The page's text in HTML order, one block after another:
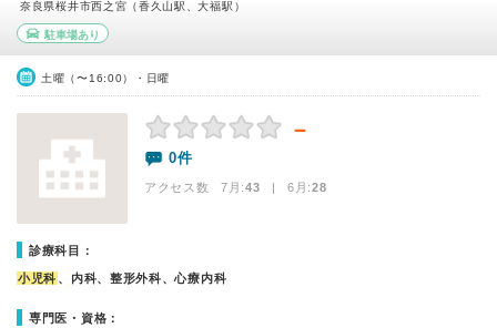
奈良県桜井市西之宮（香久山駅、大福駅）
駐車場あり
土曜（〜16:00）・日曜
－
0件
アクセス数 7月:43 | 6月:28
診療科目：
小児科 、内科、整形外科、心療内科
専門医・資格：